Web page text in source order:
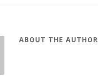
ABOUT THE AUTHOR